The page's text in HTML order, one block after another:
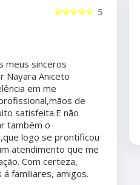
5
☆☆☆☆☆
meus sinceros
Nayara Aniceto
em me
de
satisfeita.E não
também o
logo se prontificou
atendimento que me
Com certeza,
familiares, amigos.